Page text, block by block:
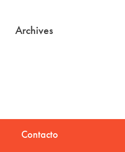
Archives
Contacto